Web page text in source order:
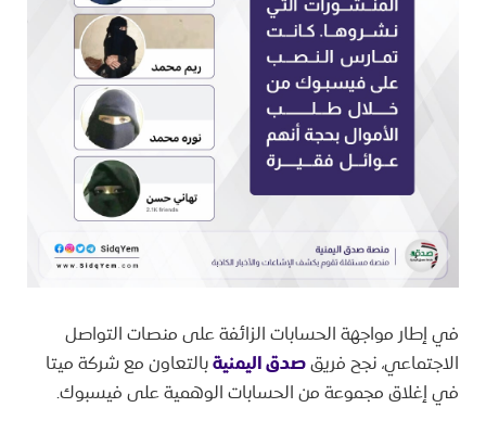
في إطار مواجهة الحسابات الزائفة على منصات التواصل
الاجتماعي، نجح فريقصدق اليمنيةبالتعاون مع شركة ميتا
في إغلاق مجموعة من الحسابات الوهمية على فيسبوك.